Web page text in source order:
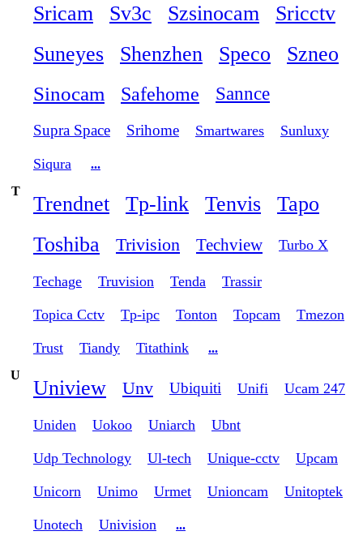
Sricam
Sv3c Szsinocam
Sricctv
Suneyes
Shenzhen Speco Szneo
Sinocam Safehome Sannce
Supra Space Srihome Smartwares Sunluxy
Siqura
...
T
Trendnet Tp-link Tenvis
Tapo
Toshiba
Trivision Techview Turbo X
Techage Truvision Tenda Trassir
Topica Cctv Tp-ipc Tonton Topcam Tmezon
Trust Tiandy Titathink
...
U
Uniview Unv Ubiquiti Unifi Ucam 247
Uniden Uokoo Uniarch Ubnt
Udp Technology Ul-tech Unique-cctv Upcam
Unicorn Unimo Urmet Unioncam Unitoptek
Unotech Univision
...